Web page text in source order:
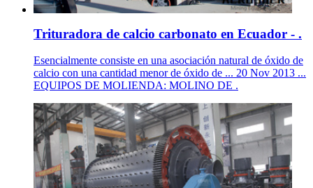
Trituradora de calcio carbonato en Ecuador - .
Esencialmente consiste en una asociación natural de óxido de
calcio con una cantidad menor de óxido de ... 20 Nov 2013 ...
EQUIPOS DE MOLIENDA: MOLINO DE .